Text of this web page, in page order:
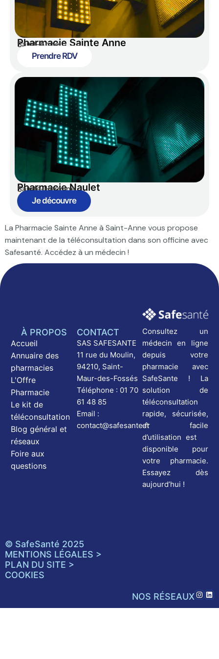
Pharmacie Sainte Anne
Saint-Anne
Prendre RDV
Pharmacie Naulet
Sainte-Hermine
Je découvre
La Pharmacie Sainte Anne à Saint-Anne vous propose
maintenant de la téléconsultation dans son officine avec
Safesanté. Accédez à un médecin !
Consultez un
médecin en ligne
depuis votre
pharmacie avec
SafeSante ! La
solution de
téléconsultation
rapide, sécurisée,
et facile
d’utilisation est
disponible pour
votre pharmacie.
Essayez dès
aujourd’hui !
CONTACT
SAS SAFESANTE
11 rue du Moulin,
94210, Saint-
Maur-des-Fossés
Téléphone : 01 70
61 48 85
Email :
contact@safesante.fr
À PROPOS
Accueil
Annuaire des
pharmacies
L'Offre
Pharmacie
Le kit de
téléconsultation
Blog général et
réseaux
Foire aux
questions
© SafeSanté 2025
MENTIONS LÉGALES >
PLAN DU SITE >
COOKIES
NOS RÉSEAUX